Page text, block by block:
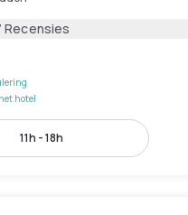
Recensies
hotel
11h - 18h